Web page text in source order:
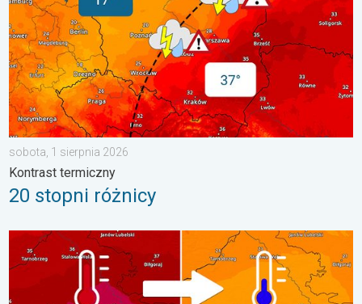
sobota, 1 sierpnia 2026
Kontrast termiczny
20 stopni różnicy
20 stopni różnicy z dnia na dzień. Ogromne ochłodzenie. . .